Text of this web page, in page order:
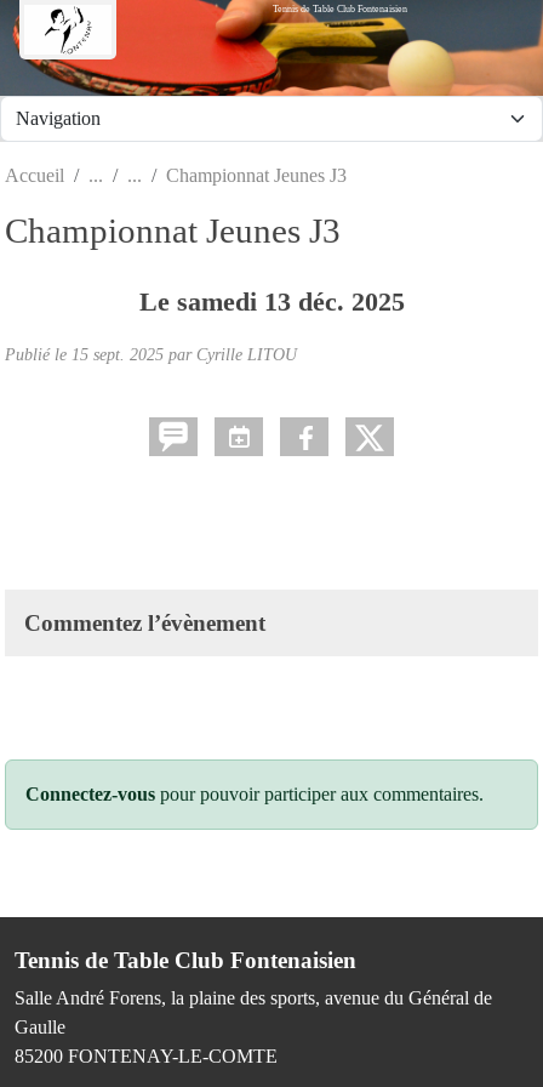
Tennis de Table Club Fontenaisien
Accueil Championnat Jeunes J3
Championnat Jeunes J3
Le samedi 13 déc. 2025
Publié le 15 sept. 2025 par Cyrille LITOU
Commentez l’évènement
Connectez-vous pour pouvoir participer aux commentaires.
Tennis de Table Club Fontenaisien
Salle André Forens, la plaine des sports, avenue du Général de
Gaulle
85200 FONTENAY-LE-COMTE
Panneau de gestion des cookies